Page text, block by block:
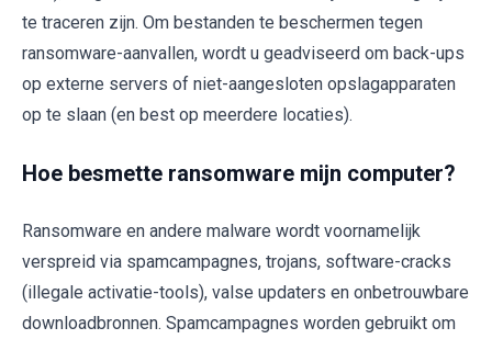
te traceren zijn. Om bestanden te beschermen tegen
ransomware-aanvallen, wordt u geadviseerd om back-ups
op externe servers of niet-aangesloten opslagapparaten
op te slaan (en best op meerdere locaties).
Hoe besmette ransomware mijn computer?
Ransomware en andere malware wordt voornamelijk
verspreid via spamcampagnes, trojans, software-cracks
(illegale activatie-tools), valse updaters en onbetrouwbare
downloadbronnen. Spamcampagnes worden gebruikt om